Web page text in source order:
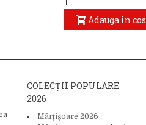
Adauga in cos
COLECȚII POPULARE
2026
Mărțișoare 2026